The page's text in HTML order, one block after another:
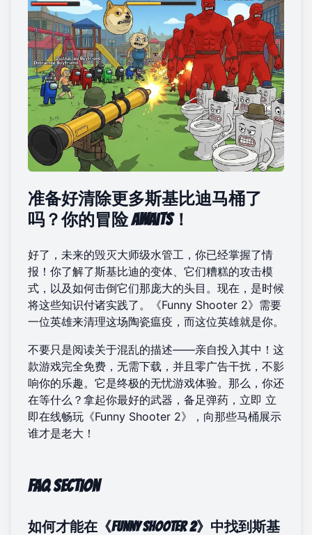
准备好清除更多斯基比迪马桶了
吗？你的冒险 awaits！
好了，未来的毁灭大师级水管工，你已经掌握了情
报！你了解了斯基比迪的变体、它们糟糕的攻击模
式，以及如何击倒它们那庞大的头目。现在，是时候
将这些知识付诸实践了。《Funny Shooter 2》需要
一位英雄来清理这场陶瓷瘟疫，而这位英雄就是你。
不要只是阅读关于混乱的描述——亲自投入其中！这
款游戏完全免费，无需下载，并且零广告干扰，不影
响你的乐趣。它是终极的无忧游戏体验。那么，你还
在等什么？拿起你最好的武器，备足弹药，立即 立
即在线畅玩《Funny Shooter 2》
，向那些马桶展示
谁才是老大！
FAQ Section
如何才能在《Funny Shooter 2》中找到斯基